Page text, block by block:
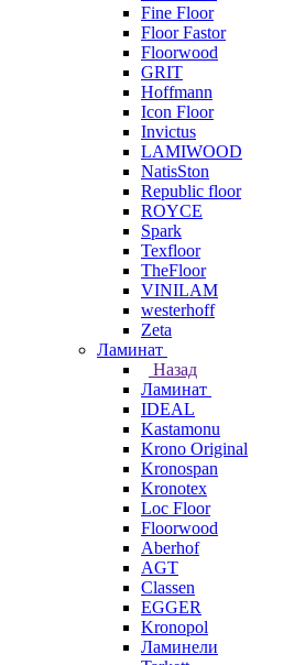
Fine Floor
Floor Fastor
Floorwood
GRIT
Hoffmann
Icon Floor
Invictus
LAMIWOOD
NatisSton
Republic floor
ROYCE
Spark
Texfloor
TheFloor
VINILAM
westerhoff
Zeta
Ламинат
Назад
Ламинат
IDEAL
Kastamonu
Krono Original
Kronospan
Kronotex
Loc Floor
Floorwood
Aberhof
AGT
Classen
EGGER
Kronopol
Ламинели